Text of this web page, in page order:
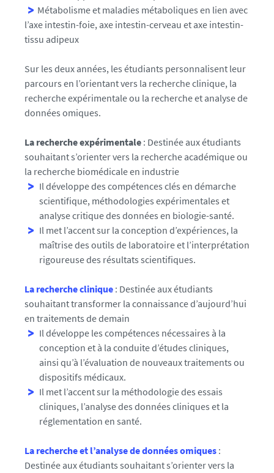
Métabolisme et maladies métaboliques en lien avec
l’axe intestin-foie, axe intestin-cerveau et axe intestin-
tissu adipeux
Sur les deux années, les étudiants personnalisent leur
parcours en l’orientant vers la recherche clinique, la
recherche expérimentale ou la recherche et analyse de
données omiques.
La recherche expérimentale : Destinée aux étudiants
souhaitant s’orienter vers la recherche académique ou
la recherche biomédicale en industrie
Il développe des compétences clés en démarche
scientifique, méthodologies expérimentales et
analyse critique des données en biologie-santé.
Il met l’accent sur la conception d’expériences, la
maîtrise des outils de laboratoire et l’interprétation
rigoureuse des résultats scientifiques.
La recherche clinique : Destinée aux étudiants
souhaitant transformer la connaissance d’aujourd’hui
en traitements de demain
Il développe les compétences nécessaires à la
conception et à la conduite d’études cliniques,
ainsi qu’à l’évaluation de nouveaux traitements ou
dispositifs médicaux.
Il met l’accent sur la méthodologie des essais
cliniques, l’analyse des données cliniques et la
réglementation en santé.
La recherche et l’analyse de données omiques :
Destinée aux étudiants souhaitant s’orienter vers la